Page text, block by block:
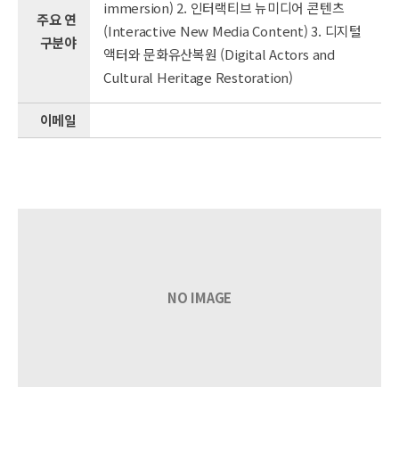
주요 연
구분야
immersion) 2. 인터랙티브 뉴미디어 콘텐츠
(Interactive New Media Content) 3. 디지털
액터와 문화유산복원 (Digital Actors and
Cultural Heritage Restoration)
이메일
NO IMAGE